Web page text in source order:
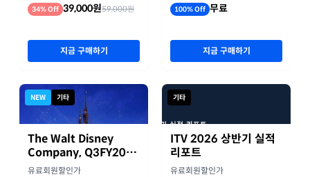
34% Off 39,000원59,000원
지금 구매하기
NEW 기타
The Walt Disney
Company, Q3FY2026
실적자료
유료회원할인가
100% Off 무료
지금 구매하기
기타
ITV 2026 상반기 실적
리포트
유료회원할인가